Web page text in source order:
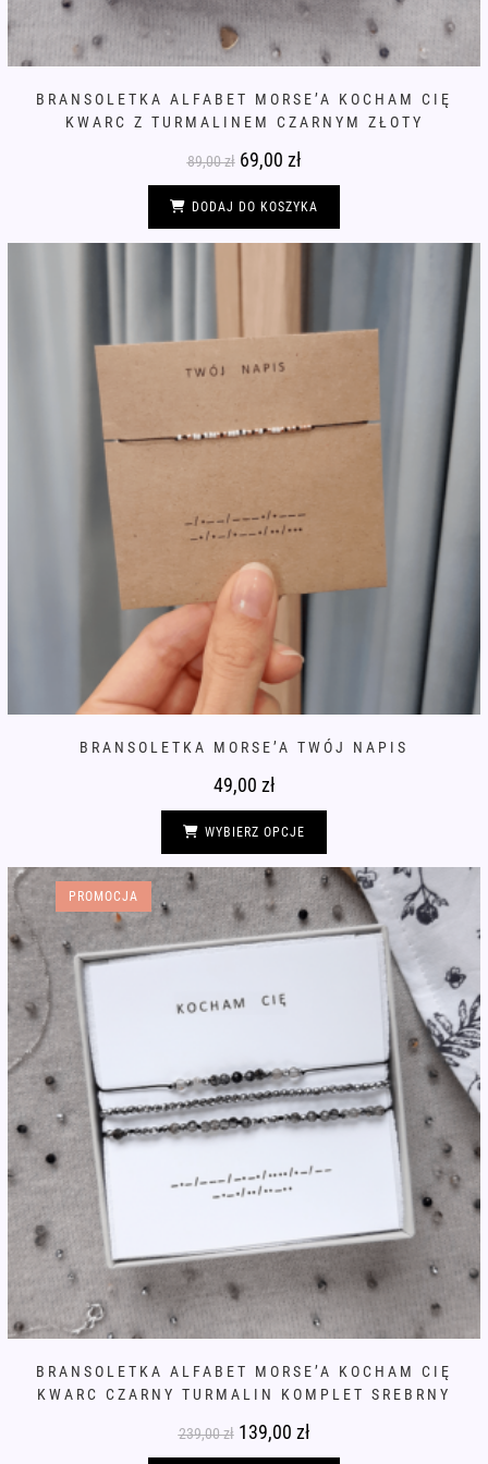
BRANSOLETKA ALFABET MORSE’A KOCHAM CIĘ
KWARC Z TURMALINEM CZARNYM ZŁOTY
89,00zł Pierwotna
cena
wynosiła:
89,00 zł.
69,00 złAktualna
wynosi:
69,00 zł.
DODAJ DO KOSZYKA
BRANSOLETKA MORSE’A TWÓJ NAPIS
49,00 zł
WYBIERZ OPCJE
wariantów.
Opcje
można
wybrać
na
PROMOCJA
BRANSOLETKA ALFABET MORSE’A KOCHAM CIĘ
KWARC CZARNY TURMALIN KOMPLET SREBRNY
239,00zł Pierwotna
cena
wynosiła:
139,00 złAktualna
wynosi: